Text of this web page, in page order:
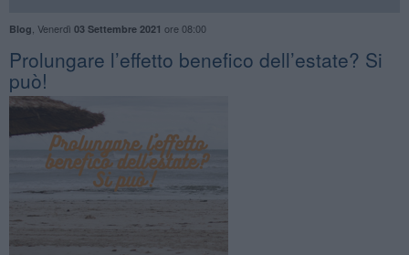
Blog Venerdì 03 Settembre 2021 ore 08:00
Prolungare l’effetto benefico dell’estate? Si
può!